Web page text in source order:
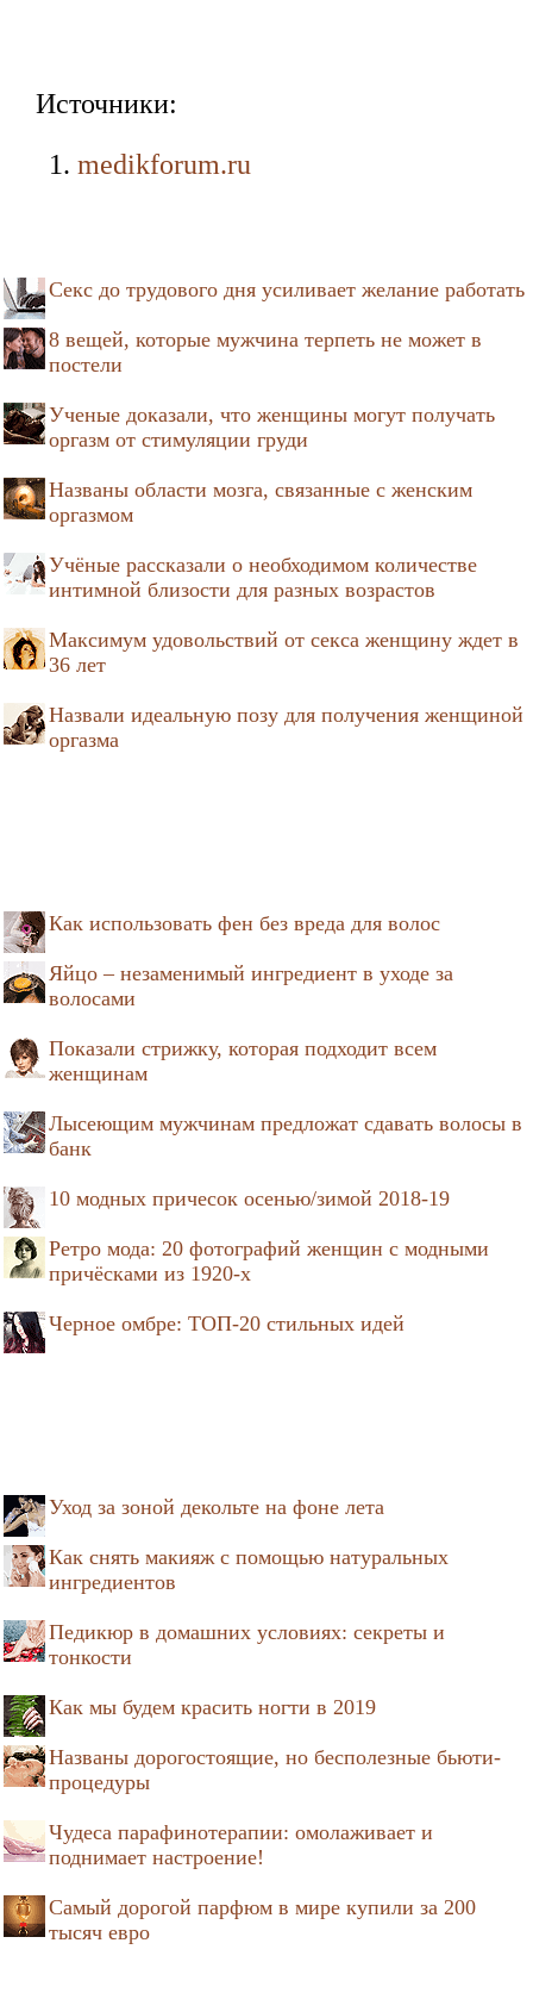
Источники:
medikforum.ru
Секс до трудового дня усиливает желание работать
8 вещей, которые мужчина терпеть не может в
постели
Ученые доказали, что женщины могут получать
оргазм от стимуляции груди
Названы области мозга, связанные с женским
оргазмом
Учёные рассказали о необходимом количестве
интимной близости для разных возрастов
Максимум удовольствий от секса женщину ждет в
36 лет
Назвали идеальную позу для получения женщиной
оргазма
Как использовать фен без вреда для волос
Яйцо – незаменимый ингредиент в уходе за
волосами
Показали стрижку, которая подходит всем
женщинам
Лысеющим мужчинам предложат сдавать волосы в
банк
10 модных причесок осенью/зимой 2018-19
Ретро мода: 20 фотографий женщин с модными
причёсками из 1920-х
Черное омбре: ТОП-20 стильных идей
Уход за зоной декольте на фоне лета
Как снять макияж с помощью натуральных
ингредиентов
Педикюр в домашних условиях: секреты и
тонкости
Как мы будем красить ногти в 2019
Названы дорогостоящие, но бесполезные бьюти-
процедуры
Чудеса парафинотерапии: омолаживает и
поднимает настроение!
Самый дорогой парфюм в мире купили за 200
тысяч евро